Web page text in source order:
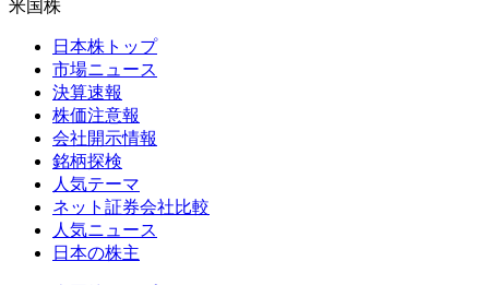
米国株
日本株トップ
市場ニュース
決算速報
株価注意報
会社開示情報
銘柄探検
人気テーマ
ネット証券会社比較
人気ニュース
日本の株主